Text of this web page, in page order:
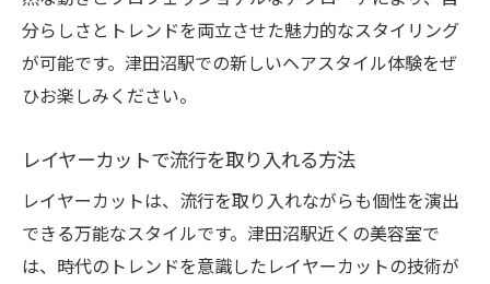
分らしさとトレンドを両立させた魅力的なスタイリング
が可能です。津田沼駅での新しいヘアスタイル体験をぜ
ひお楽しみください。
レイヤーカットで流行を取り入れる方法
レイヤーカットは、流行を取り入れながらも個性を演出
できる万能なスタイルです。津田沼駅近くの美容室で
は、時代のトレンドを意識したレイヤーカットの技術が